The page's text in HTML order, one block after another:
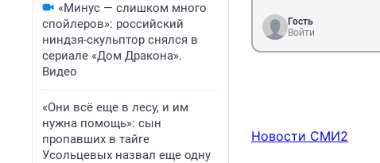
«Минус — слишком много
спойлеров»: российский
ниндзя-скульптор снялся в
сериале «Дом Дракона».
Видео
«Они всё еще в лесу, и им
нужна помощь»: сын
пропавших в тайге
Усольцевых назвал еще одну
Гость
Войти
Новости СМИ2